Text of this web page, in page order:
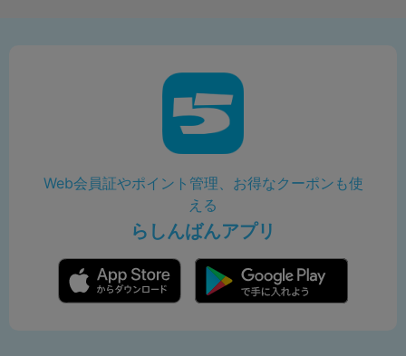
Web会員証やポイント管理、お得なクーポンも使
える
らしんばんアプリ